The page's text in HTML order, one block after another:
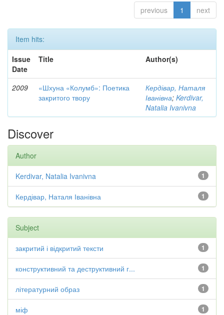
previous 1 next
Item hits:
Issue
Date
Title Author(s)
2009
«Шхуна «Колумб»: Поетика
закритого твору
Кердівар, Наталя
Іванівна; Kerdivar,
Natalia Ivanivna
Discover
Author
1
Kerdivar, Natalia Ivanivna
1
Кердівар, Наталя Іванівна
Subject
1
закритий і відкритий тексти
1
конструктивний та деструктивний г...
1
літературний образ
1
міф